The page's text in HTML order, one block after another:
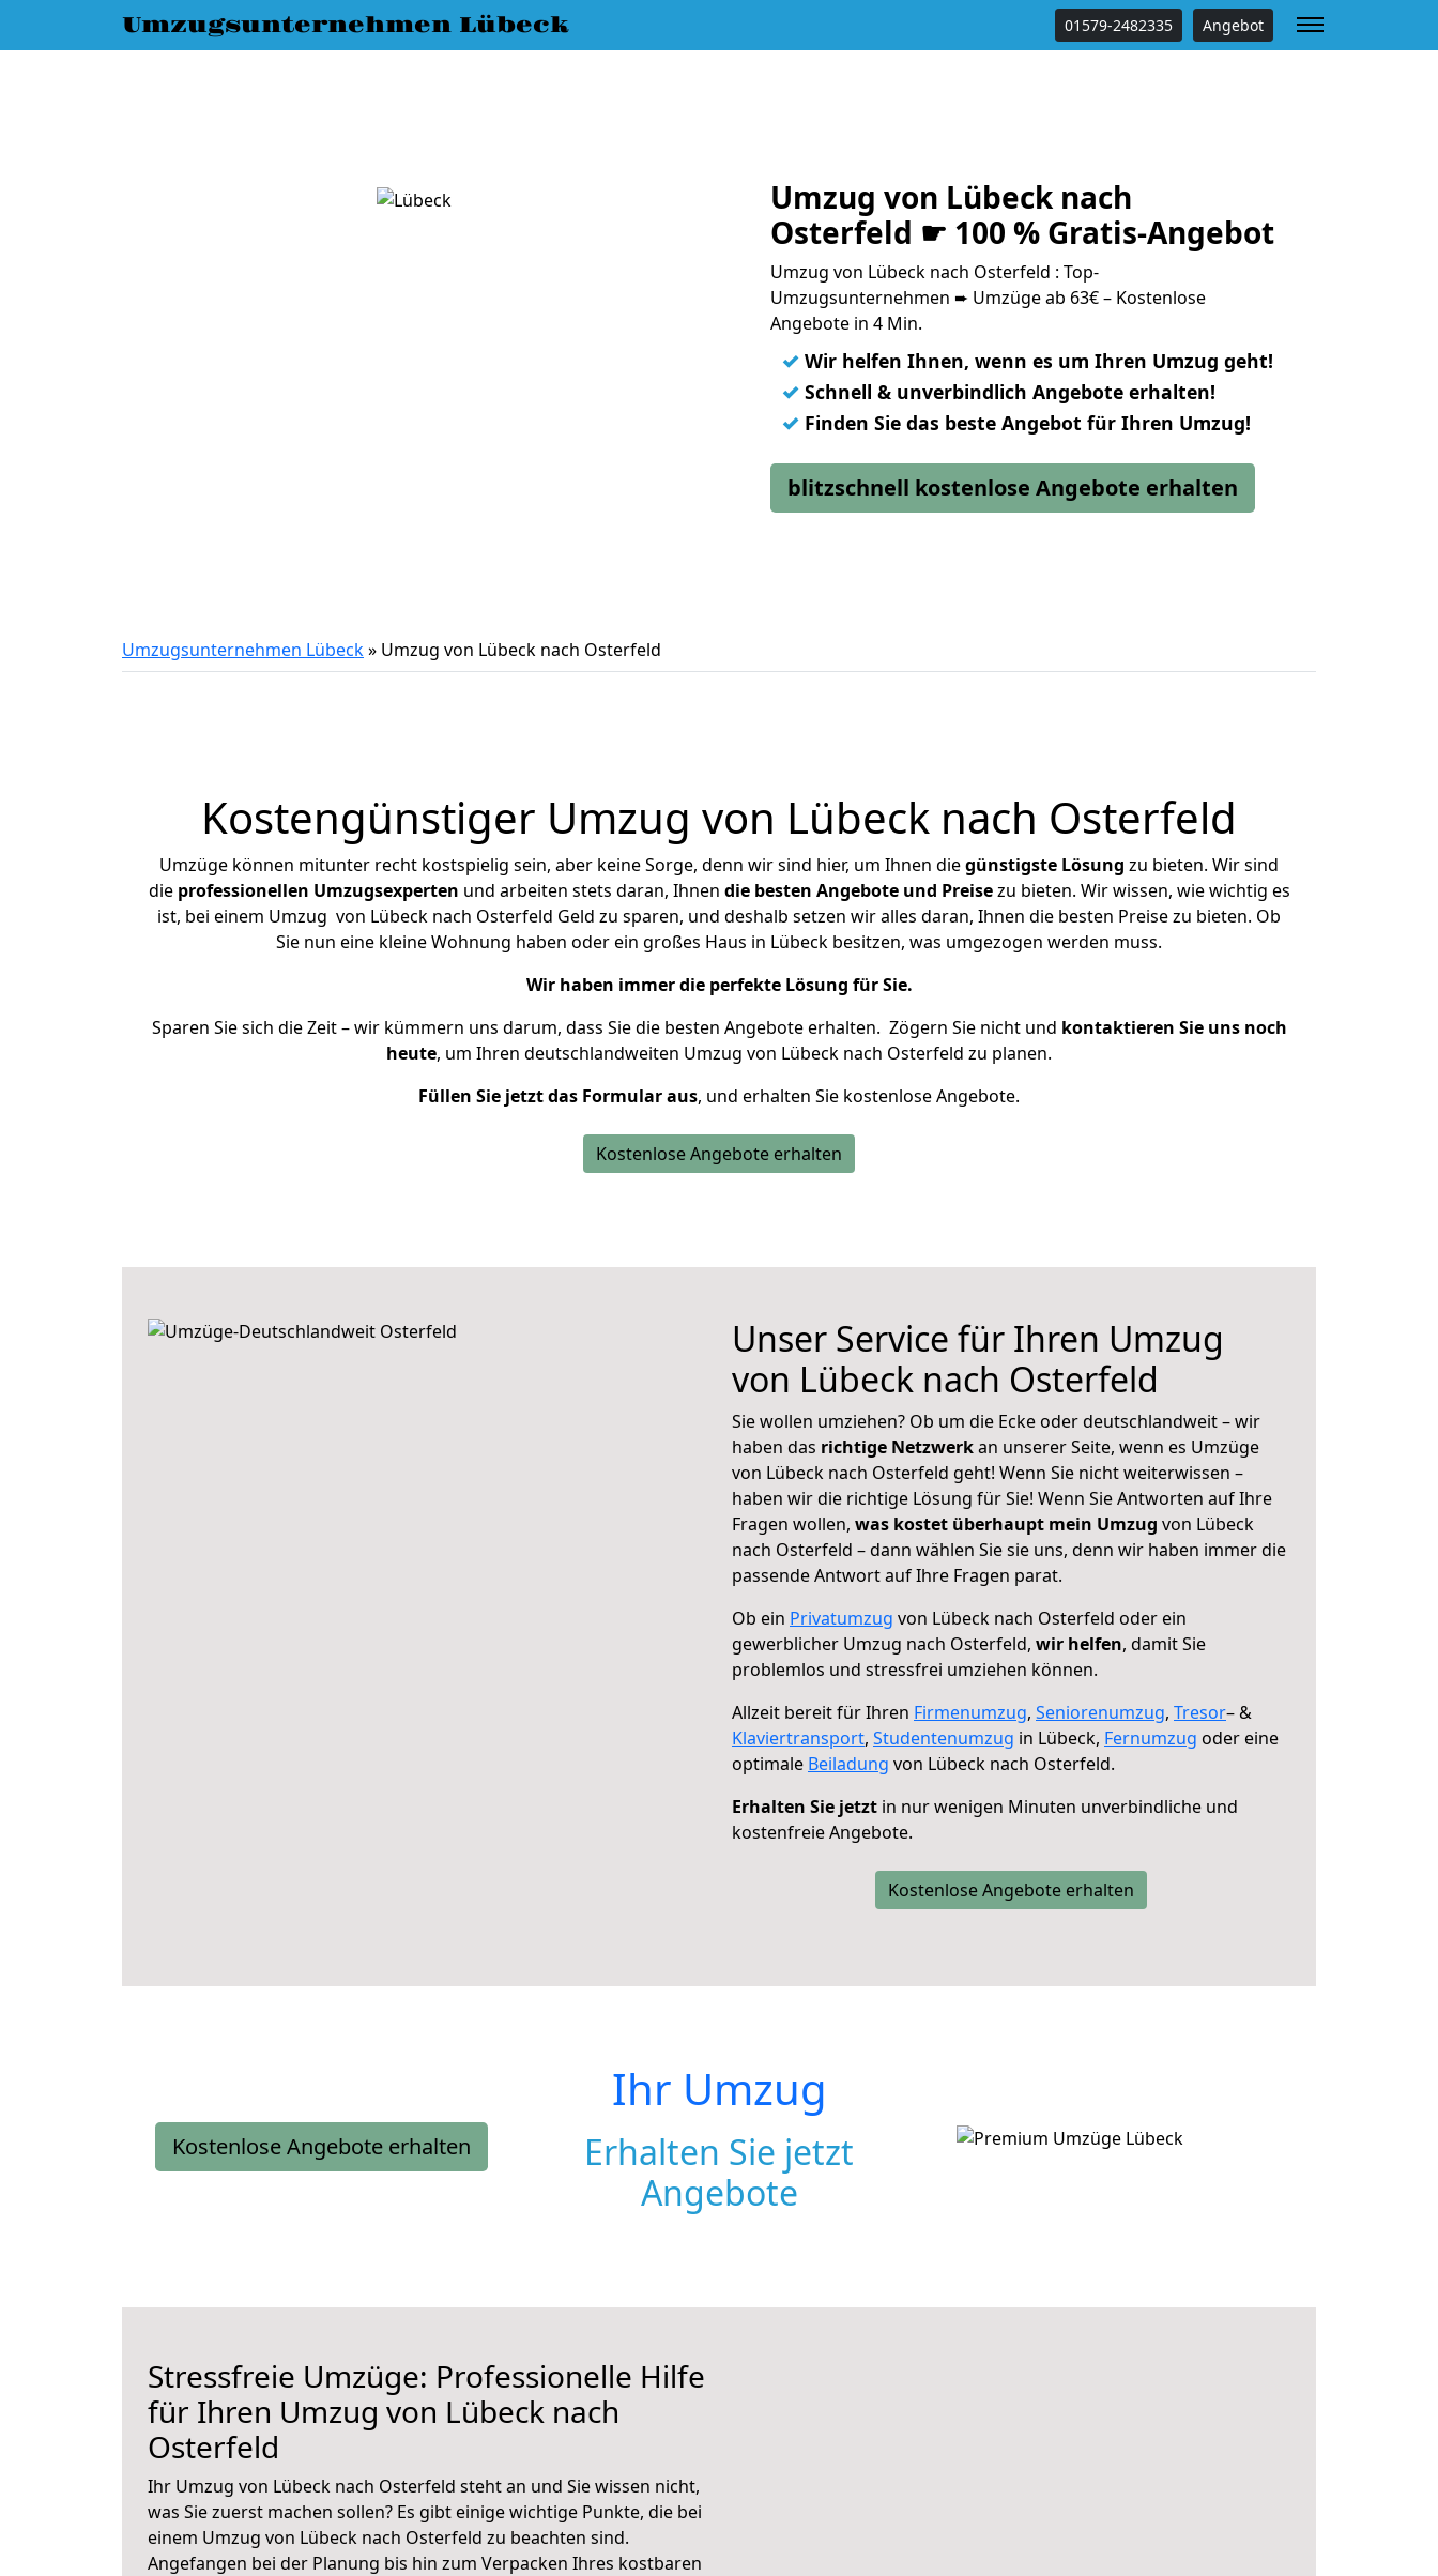
Umzugsunternehmen Lübeck 01579-2482335 Angebot
Umzug von Lübeck nach
Osterfeld ☛ 100 % Gratis-Angebot
Umzug von Lübeck nach Osterfeld : Top-
Umzugsunternehmen ➨ Umzüge ab 63€ – Kostenlose
Angebote in 4 Min.
✓ Wir helfen Ihnen, wenn es um Ihren Umzug geht!
✓ Schnell & unverbindlich Angebote erhalten!
✓ Finden Sie das beste Angebot für Ihren Umzug!
blitzschnell kostenlose Angebote erhalten
Umzugsunternehmen Lübeck» Umzug von Lübeck nach Osterfeld
Kostengünstiger Umzug von Lübeck nach Osterfeld
Umzüge können mitunter recht kostspielig sein, aber keine Sorge, denn wir sind hier, um Ihnen diegünstigste Lösung zu bieten. Wir sind
die professionellen Umzugsexperten und arbeiten stets daran, Ihnen die besten Angebote und Preisezu bieten. Wir wissen, wie wichtig es
ist, bei einem Umzug von Lübeck nach Osterfeld Geld zu sparen, und deshalb setzen wir alles daran, Ihnen die besten Preise zu bieten. Ob
Sie nun eine kleine Wohnung haben oder ein großes Haus in Lübeck besitzen, was umgezogen werden muss.
Wir haben immer die perfekte Lösung für Sie.
Sparen Sie sich die Zeit – wir kümmern uns darum, dass Sie die besten Angebote erhalten. Zögern Sie nicht und kontaktieren Sie uns noch
heute, um Ihren deutschlandweiten Umzug von Lübeck nach Osterfeld zu planen.
Füllen Sie jetzt das Formular aus, und erhalten Sie kostenlose Angebote.
Kostenlose Angebote erhalten
Unser Service für Ihren Umzug
von Lübeck nach Osterfeld
Sie wollen umziehen? Ob um die Ecke oder deutschlandweit – wir
haben das richtige Netzwerkan unserer Seite, wenn es Umzüge
von Lübeck nach Osterfeld geht! Wenn Sie nicht weiterwissen –
haben wir die richtige Lösung für Sie! Wenn Sie Antworten auf Ihre
Fragen wollen, was kostet überhaupt mein Umzug von Lübeck
nach Osterfeld – dann wählen Sie sie uns, denn wir haben immer die
passende Antwort auf Ihre Fragen parat.
Ob ein Privatumzug von Lübeck nach Osterfeld oder ein
gewerblicher Umzug nach Osterfeld, wir helfen, damit Sie
problemlos und stressfrei umziehen können.
Allzeit bereit für Ihren Firmenumzug, Seniorenumzug, Tresor– &
Klaviertransport, Studentenumzug in Lübeck, Fernumzug oder eine
optimale Beiladung von Lübeck nach Osterfeld.
Erhalten Sie jetzt in nur wenigen Minuten unverbindliche und
kostenfreie Angebote.
Kostenlose Angebote erhalten
Kostenlose Angebote erhalten
Ihr Umzug
Erhalten Sie jetzt
Angebote
Stressfreie Umzüge: Professionelle Hilfe
für Ihren Umzug von Lübeck nach
Osterfeld
Ihr Umzug von Lübeck nach Osterfeld steht an und Sie wissen nicht,
was Sie zuerst machen sollen? Es gibt einige wichtige Punkte, die bei
einem Umzug von Lübeck nach Osterfeld zu beachten sind.
Angefangen bei der Planung bis hin zum Verpacken Ihres kostbaren